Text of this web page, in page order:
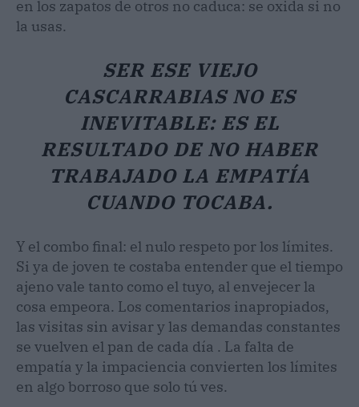
en los zapatos de otros no caduca: se oxida si no
la usas.
SER ESE VIEJO
CASCARRABIAS NO ES
INEVITABLE: ES EL
RESULTADO DE NO HABER
TRABAJADO LA EMPATÍA
CUANDO TOCABA.
Y el combo final: el nulo respeto por los límites.
Si ya de joven te costaba entender que el tiempo
ajeno vale tanto como el tuyo, al envejecer la
cosa empeora. Los comentarios inapropiados,
las visitas sin avisar y las demandas constantes
se vuelven el pan de cada día . La falta de
empatía y la impaciencia convierten los límites
en algo borroso que solo tú ves.